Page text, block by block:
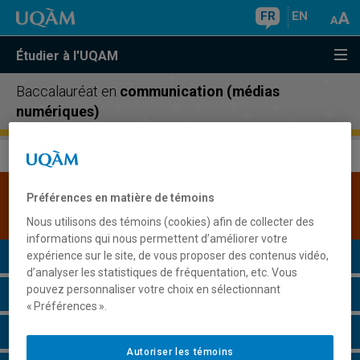
FR EN
Étudier à l'UQAM
Baccalauréat en communication (médias
numériques)
Une version plus récente de ce programme est
disponible. Cliquez ici pour la consulter
Présentation du programme
Conditions d'admission
Cours à suivre et horaires
Préférences en matière de témoins
Nous utilisons des témoins (cookies) afin de collecter des
informations qui nous permettent d’améliorer votre
expérience sur le site, de vous proposer des contenus vidéo,
d’analyser les statistiques de fréquentation, etc. Vous
pouvez personnaliser votre choix en sélectionnant
« Préférences ».
Autoriser les témoins